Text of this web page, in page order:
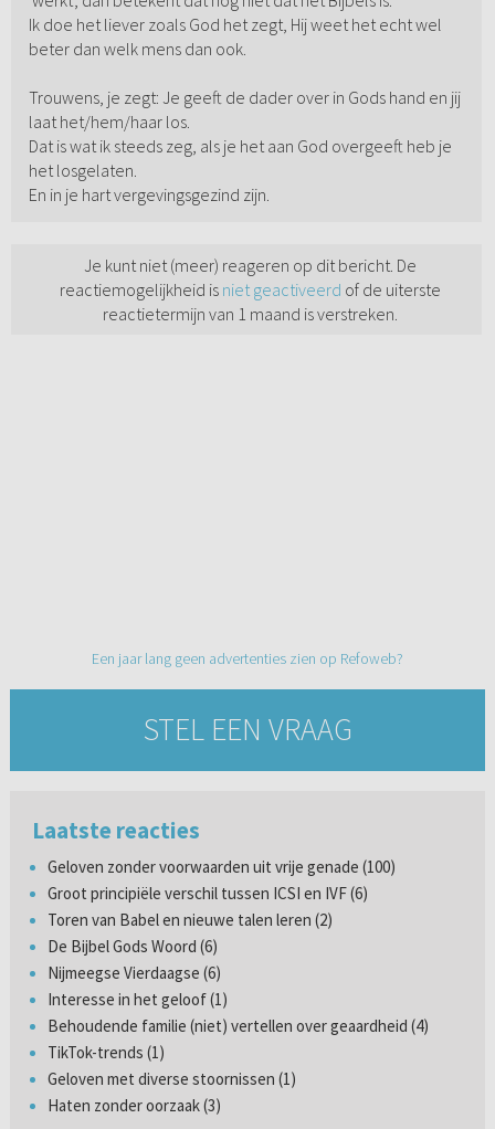
Ik doe het liever zoals God het zegt, Hij weet het echt wel
beter dan welk mens dan ook.
Trouwens, je zegt: Je geeft de dader over in Gods hand en jij
laat het/hem/haar los.
Dat is wat ik steeds zeg, als je het aan God overgeeft heb je
het losgelaten.
En in je hart vergevingsgezind zijn.
Je kunt niet (meer) reageren op dit bericht. De
reactiemogelijkheid is niet geactiveerd of de uiterste
reactietermijn van 1 maand is verstreken.
Een jaar lang geen advertenties zien op Refoweb?
STEL EEN VRAAG
Laatste reacties
Geloven zonder voorwaarden uit vrije genade (100)
Groot principiële verschil tussen ICSI en IVF (6)
Toren van Babel en nieuwe talen leren (2)
De Bijbel Gods Woord (6)
Nijmeegse Vierdaagse (6)
Interesse in het geloof (1)
Behoudende familie (niet) vertellen over geaardheid (4)
TikTok-trends (1)
Geloven met diverse stoornissen (1)
Haten zonder oorzaak (3)